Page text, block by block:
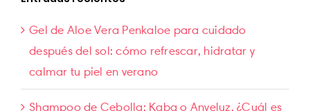
Gel de Aloe Vera Penkaloe para cuidado
después del sol: cómo refrescar, hidratar y
calmar tu piel en verano
Shampoo de Cebolla: Kaba o Anyeluz, ¿Cuál es